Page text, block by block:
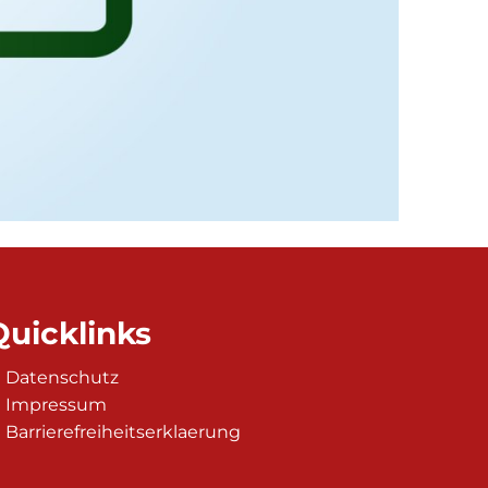
Uhr
Datenschutz
Impressum
Barrierefreiheitserklaerung